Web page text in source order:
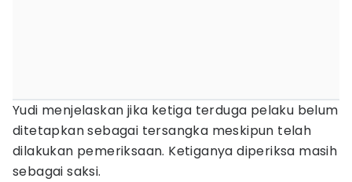
Yudi menjelaskan jika ketiga terduga pelaku belum
ditetapkan sebagai tersangka meskipun telah
dilakukan pemeriksaan. Ketiganya diperiksa masih
sebagai saksi.